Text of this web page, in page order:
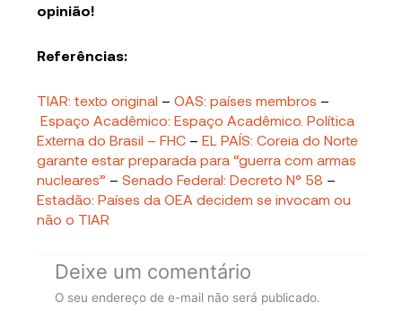
opinião!
Referências:
TIAR: texto original –OAS: países membros –
Espaço Acadêmico: Espaço Acadêmico. Política
Externa do Brasil – FHC –EL PAÍS: Coreia do Norte
garante estar preparada para “guerra com armas
nucleares” –Senado Federal: Decreto N° 58 –
Estadão: Países da OEA decidem se invocam ou
não o TIAR
Deixe um comentário
O seu endereço de e-mail não será publicado.